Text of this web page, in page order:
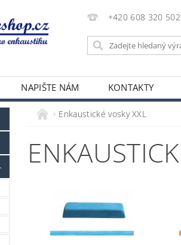
+420 608 320 502
NAPIŠTE NÁM KONTAKTY
Enkaustické vosky XXL